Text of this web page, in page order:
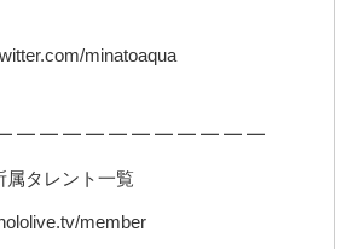
minatoaqua
━ ━ ━ ━ ━ ━ ━ ━ ━ ━ ━
タレント一覧
member